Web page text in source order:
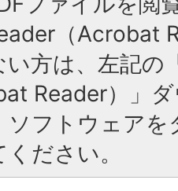
（Acrobat
方は、左記の
Reader）」
ソフトウェア
ださい。